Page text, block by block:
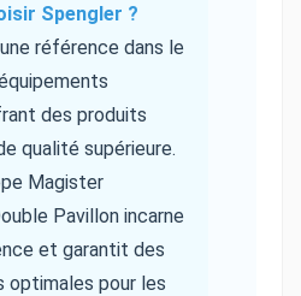
Spengler ?
référence dans le
des produits
qualité supérieure.
Magister
Pavillon incarne
et garantit des
optimales pour les